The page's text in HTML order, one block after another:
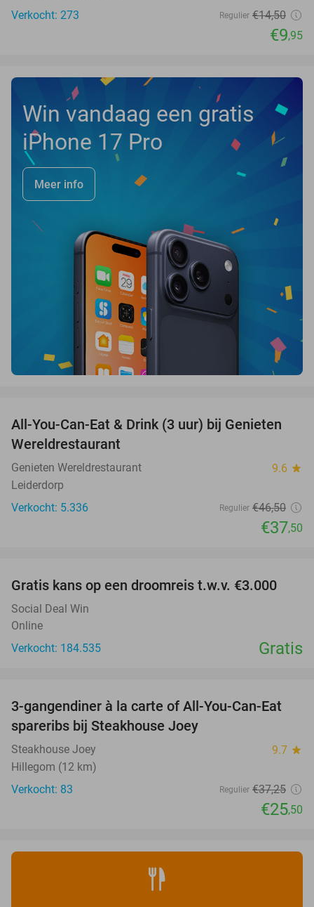
Verkocht: 273
Regulier €14,50
€9,95
Win vandaag een gratis
iPhone 17 Pro
Meer info
19%
All-You-Can-Eat & Drink (3 uur) bij Genieten
Wereldrestaurant
Genieten Wereldrestaurant 9.6 star
Leiderdorp
Verkocht: 5.336
Regulier €46,50
€37,50
Gratis kans op een droomreis t.w.v. €3.000
Social Deal Win
Online
Verkocht: 184.535
Gratis
32%
3-gangendiner à la carte of All-You-Can-Eat
spareribs bij Steakhouse Joey
Steakhouse Joey 9.7 star
Hillegom (12 km)
Verkocht: 83
Regulier €37,25
€25,50